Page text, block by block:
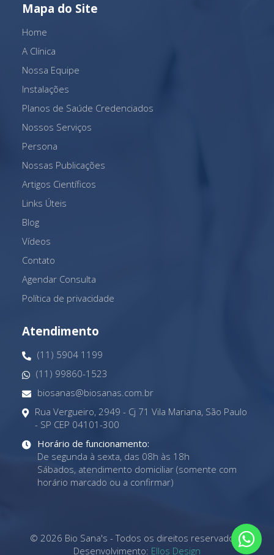
Mapa do Site
Home
A Clínica
Nossa Equipe
Instalações
Planos de Saúde Credenciados
Nossos Serviços
Persona
Nossas Publicações
Artigos Científicos
Links Úteis
Blog
Vídeos
Contato
Agendar Consulta
Política de privacidade
Atendimento
(11) 5904 1199
(11) 99860-1523
biosanas@biosanas.com.br
Rua Vergueiro, 2949 - Cj 71 Vila Mariana, São Paulo
- SP CEP 04101-300
Horário de funcionamento:
De segunda à sexta, das 08h às 18h
Sábados, atendimento domiciliar (somente com
horário marcado ou a confirmar)
© 2026 Bio Sana's - Todos os direitos reservados -
Desenvolvimento: Ellos Design